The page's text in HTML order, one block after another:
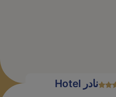
Hotel نادر